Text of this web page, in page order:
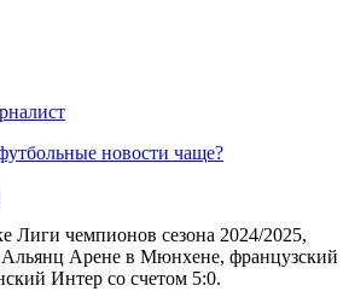
новости чаще?
Лиги чемпионов сезона 2024/2025,
Альянц Арене в Мюнхене, французский
Интер со счетом 5:0.